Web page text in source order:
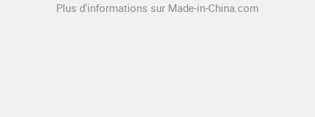
Plus d'informations sur Made-in-China.com